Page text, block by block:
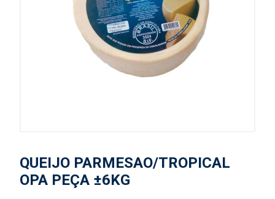
QUEIJO PARMESAO/TROPICAL
OPA PEÇA ±6KG